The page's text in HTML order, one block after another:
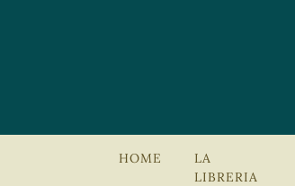
HOME
LA
LIBRERIA